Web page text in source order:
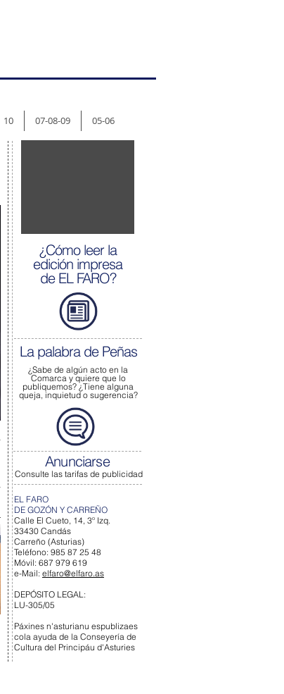
¿Cómo leer la
edición impresa
de EL FARO?
La palabra de Peñas
¿Sabe de algún acto en la
Comarca y quiere que lo
publiquemos? ¿Tiene alguna
queja, inquietud o sugerencia?
Anunciarse
Consulte las tarifas de publicidad
EL FARO
DE GOZÓN Y CARREÑO
Calle El Cueto, 14, 3º Izq.
33430 Candás
Carreño (Asturias)
Teléfono: 985 87 25 48
Móvil: 687 979 619
e-Mail: elfaro@elfaro.as
DEPÓSITO LEGAL:
LU-305/05
Páxines n'asturianu espublizaes
cola ayuda de la Conseyería de
Cultura del Principáu d'Asturies
10 07-08-09 05-06